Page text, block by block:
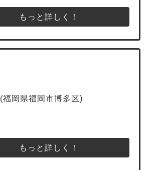
もっと詳しく！
(福岡県福岡市博多区)
もっと詳しく！